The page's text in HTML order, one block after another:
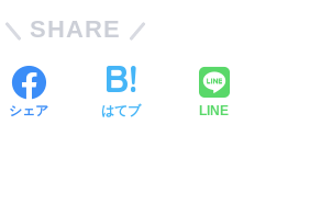
SHARE
シェア はてブ LINE